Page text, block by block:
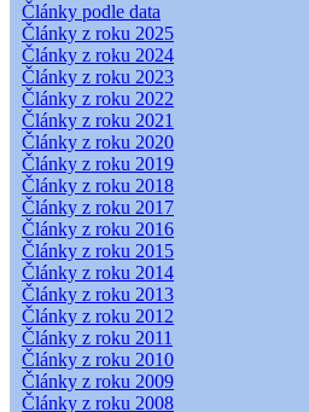
Články podle data
Články z roku 2025
Články z roku 2024
Články z roku 2023
Články z roku 2022
Články z roku 2021
Články z roku 2020
Články z roku 2019
Články z roku 2018
Články z roku 2017
Články z roku 2016
Články z roku 2015
Články z roku 2014
Články z roku 2013
Články z roku 2012
Články z roku 2011
Články z roku 2010
Články z roku 2009
Články z roku 2008